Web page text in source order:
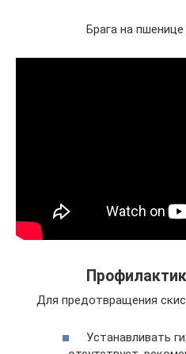
Брага на
Для предотвращения
Устанавливать